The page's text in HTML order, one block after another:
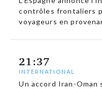
contrôles frontaliers
voyageurs en
21:37
INTERNATIONAL
Un accord Iran-Oman